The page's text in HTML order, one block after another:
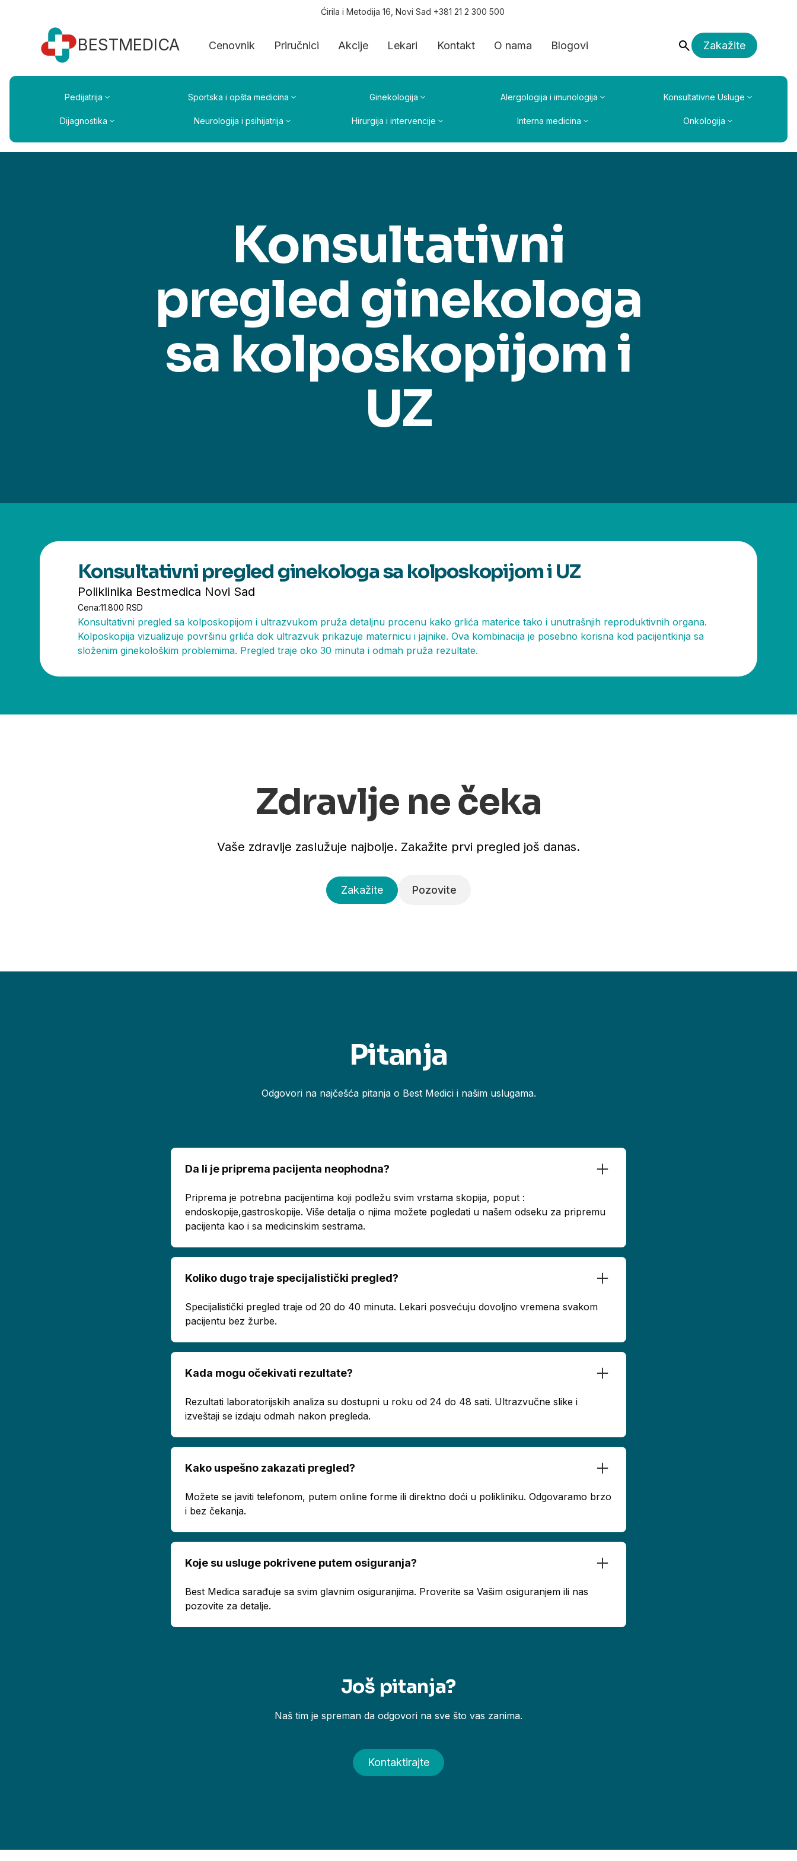
Ćirila i Metodija 16, Novi Sad +381 21 2 300 500
BESTMEDICA Cenovnik Priručnici Akcije Lekari Kontakt O nama Blogovi Zakažite
Pedijatrija Sportska i opšta medicina Ginekologija Alergologija i imunologija Konsultativne Usluge
Dijagnostika Neurologija i psihijatrija Hirurgija i intervencije Interna medicina Onkologija
Konsultativni
pregled ginekologa
sa kolposkopijom i
UZ
Konsultativni pregled ginekologa sa kolposkopijom i UZ
Poliklinika Bestmedica Novi Sad
Cena:11.800 RSD
Konsultativni pregled sa kolposkopijom i ultrazvukom pruža detaljnu procenu kako grlića materice tako i unutrašnjih reproduktivnih organa.
Kolposkopija vizualizuje površinu grlića dok ultrazvuk prikazuje maternicu i jajnike. Ova kombinacija je posebno korisna kod pacijentkinja sa
složenim ginekološkim problemima. Pregled traje oko 30 minuta i odmah pruža rezultate.
Zdravlje ne čeka
Vaše zdravlje zaslužuje najbolje. Zakažite prvi pregled još danas.
Zakažite Pozovite
Pitanja
Odgovori na najčešća pitanja o Best Medici i našim uslugama.
Da li je priprema pacijenta neophodna?
Priprema je potrebna pacijentima koji podležu svim vrstama skopija, poput :
endoskopije,gastroskopije. Više detalja o njima možete pogledati u našem odseku za pripremu
pacijenta kao i sa medicinskim sestrama.
Koliko dugo traje specijalistički pregled?
Specijalistički pregled traje od 20 do 40 minuta. Lekari posvećuju dovoljno vremena svakom
pacijentu bez žurbe.
Kada mogu očekivati rezultate?
Rezultati laboratorijskih analiza su dostupni u roku od 24 do 48 sati. Ultrazvučne slike i
izveštaji se izdaju odmah nakon pregleda.
Kako uspešno zakazati pregled?
Možete se javiti telefonom, putem online forme ili direktno doći u polikliniku. Odgovaramo brzo
i bez čekanja.
Koje su usluge pokrivene putem osiguranja?
Best Medica sarađuje sa svim glavnim osiguranjima. Proverite sa Vašim osiguranjem ili nas
pozovite za detalje.
Još pitanja?
Naš tim je spreman da odgovori na sve što vas zanima.
Kontaktirajte